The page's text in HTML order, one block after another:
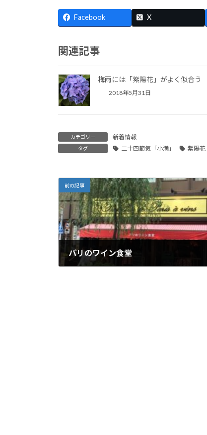
Facebook X
関連記事
梅雨には「紫陽花」がよく似合う
2018年5月31日
カテゴリー 新着情報
タグ 二十四節気「小満」 紫陽花
前の記事
パリのワイン食堂